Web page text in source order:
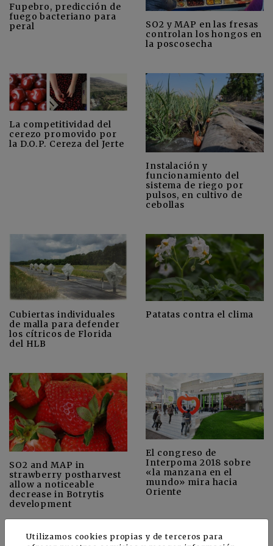
Fupebro, predicción de
fuego bacteriano para
peral
SO2 y MAP en las fresas
controlan los hongos en
la poscosecha
La competitividad del
cerezo promovido por
la D.O.P. Cereza del Jerte
Instalación y
funcionamiento del
sistema de riego por
pulsos, en cultivo de
cebollas
Cubiertas individuales
de malla para defender
los cítricos de Florida
del HLB
Patatas contra el clima
SO2 and MAP in
strawberry postharvest
allow a noticeable
decrease in Botrytis
development
El congreso de
Interpoma 2018 sobre
«la manzana en el
mundo» mira hacia
Oriente
Utilizamos cookies propias y de terceros para